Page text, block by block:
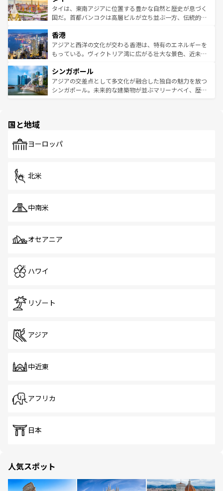
わってみてほしい。 なお、新着の韓国情報はコンテンツ一
覧を参照してほしい。
ーチミン市のフランス統治時代の建物も、独特の雰囲気を
醸し出している。また、バラエティの豊かさとおいしさで
とつ。フォーやバインミー、ベトナムコーヒーなどは、ぜ
ひ現地で味わいたい。どの地域を訪れてもあたたかい人々
が旅行者を迎えてくれるので、きっと忘れられない旅にな
参照してほしい。
タイは、東南アジアに位置する豊かな自然と歴史が息づく
国だ。首都バンコクは高層ビルが立ち並ぶ一方、伝統的な
の活気が交差している。北部ではチェンマイなどの山岳地
帯で自然と触れ合い、南部ではプーケットやクラビの美し
いビーチでリゾート気分を楽しむことができる。タイ料理
激する。気候は一年中温暖で、どの季節にも異なる楽しみ
が待っている。親しみやすいタイの人々、仏教を中心とし
た文化、そして多様な観光資源が、訪れる旅人を魅了し続
香港
アジアと西洋の文化が交わる香港は、特有のエネルギーを
もっている。ヴィクトリア湾に広がる壮大な景色、近未来
み、どこを訪れても感動するはず。観光スポットが密集し
ており、効率よく見どころを回れるのも魅力。息をのむよ
うな絶景から文化的な体験まで、香港を存分に楽しみ尽く
シンガポール
アジアの交差点として多文化が融合した独自の魅力を放つ
シンガポール。未来的な建築物が並ぶマリーナベイ、歴史
で、ホーカーズは地元の風情を楽しめる外せないスポット
国と地域
ヨーロッパ
北米
中南米
オセアニア
ハワイ
リゾート
アジア
中近東
アフリカ
日本
人気スポット